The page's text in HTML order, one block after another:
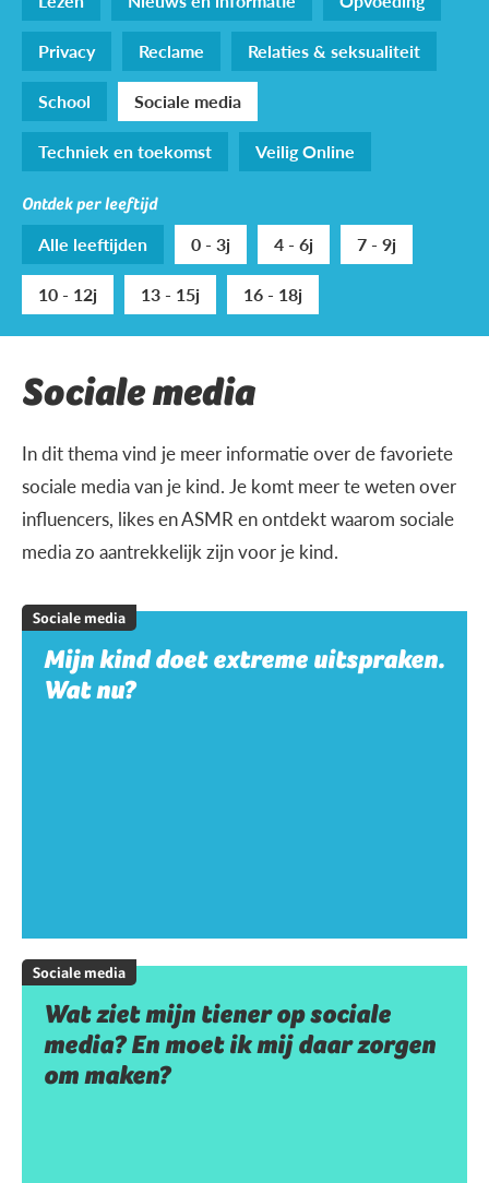
Privacy
Reclame
Relaties & seksualiteit
School
Sociale media
Techniek en toekomst
Veilig Online
Ontdek per leeftijd
Alle leeftijden 0 - 3j 4 - 6j
7 - 9j
10 - 12j
13 - 15j 16 - 18j
Sociale media
In dit thema vind je meer informatie over de favoriete
sociale media van je kind. Je komt meer te weten over
influencers, likes en ASMR en ontdekt waarom sociale
media zo aantrekkelijk zijn voor je kind.
Sociale media
Mijn kind doet extreme uitspraken.
Wat nu?
Sociale media
Wat ziet mijn tiener op sociale
media? En moet ik mij daar zorgen
om maken?